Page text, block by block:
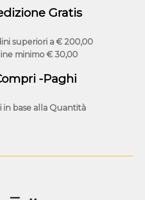
Gratis
superiori a € 200,00
minimo€ 30,00
-Paghi
in base alla Quantità